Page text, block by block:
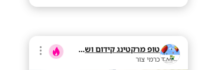
טופ מרקטינג קידום ושיווק בע"מ
כרמי צור